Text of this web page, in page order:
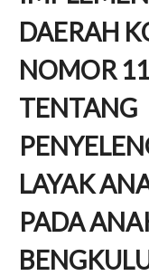
DAERAH
NOMOR
TENTANG
LAYAK
PADA